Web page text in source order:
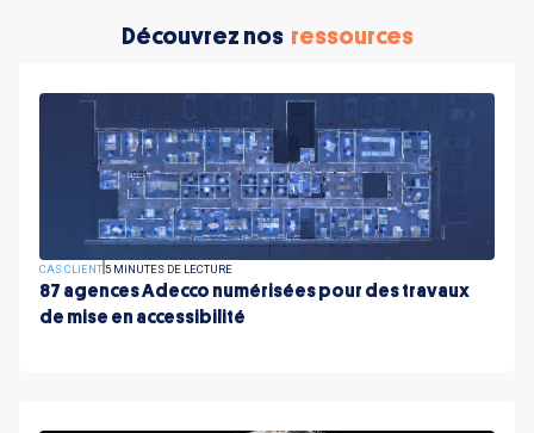
Découvrez nos ressources
CAS CLIENT5 MINUTES DE LECTURE
87 agences Adecco numérisées pour des travaux
de mise en accessibilité